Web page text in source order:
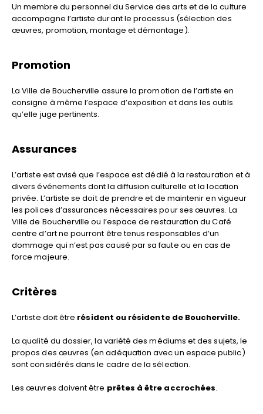
Un membre du personnel du Service des arts et de la culture
accompagne l’artiste durant le processus (sélection des
œuvres, promotion, montage et démontage).
Promotion
La Ville de Boucherville assure la promotion de l’artiste en
consigne à même l’espace d’exposition et dans les outils
qu’elle juge pertinents.
Assurances
L’artiste est avisé que l’espace est dédié à la restauration et à
divers événements dont la diffusion culturelle et la location
privée. L’artiste se doit de prendre et de maintenir en vigueur
les polices d’assurances nécessaires pour ses œuvres. La
Ville de Boucherville ou l’espace de restauration du Café
centre d’art ne pourront être tenus responsables d’un
dommage qui n’est pas causé par sa faute ou en cas de
force majeure.
Critères
L’artiste doit être résident ou résidente de Boucherville.
La qualité du dossier, la variété des médiums et des sujets, le
propos des œuvres (en adéquation avec un espace public)
sont considérés dans le cadre de la sélection.
Les œuvres doivent être prêtes à être accrochées.